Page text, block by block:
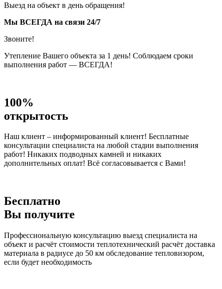
Выезд на объект в день обращения!
Мы ВСЕГДА на связи 24/7
Звоните!
Утепление Вашего объекта за 1 день! Соблюдаем сроки
выполнения работ — ВСЕГДА!
100%
открытость
Наш клиент – информированный клиент! Бесплатные
консультации специалиста на любой стадии выполнения
работ! Никаких подводных камней и никаких
дополнительных оплат! Всё согласовывается с Вами!
Бесплатно
Вы получите
Профессиональную консультацию выезд специалиста на
объект и расчёт стоимости теплотехнический расчёт доставка
материала в радиусе до 50 км обследование тепловизором,
если будет необходимость